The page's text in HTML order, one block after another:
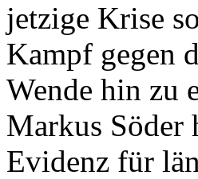
jetzige Krise
Kampf gegen
Wende hin zu
Markus Söder
Evidenz für